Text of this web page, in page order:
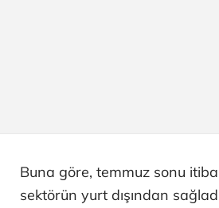
Buna göre, temmuz sonu
sektörün yurt dışından